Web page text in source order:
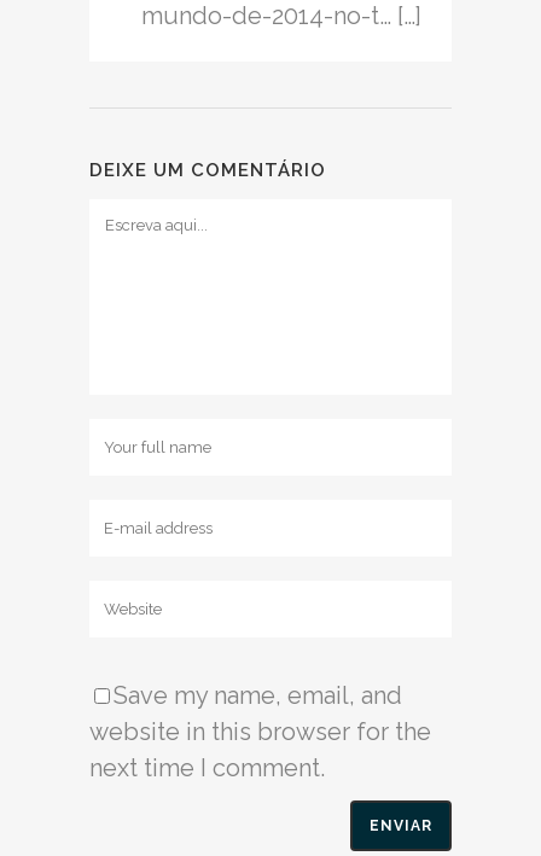
mundo-de-2014-no-t… […]
DEIXE UM COMENTÁRIO
Save my name, email, and
website in this browser for the
next time I comment.